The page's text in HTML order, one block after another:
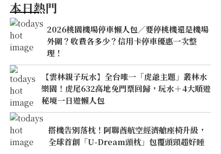
本日熱門
2026桃園機場停車懶人包／要停桃機還是機場
外圍？收費各多少？信用卡停車優惠一次整
理！
【雲林親子玩水】全台唯一「虎爺主題」叢林水
樂園！虎尾632高地免門票回歸，玩水＋4大順遊
秘境一日遊懶人包
搭機告別落枕！阿聯酋航空經濟艙座椅升級，
全球首創「U-Dream頭枕」包覆頭頸超好睡